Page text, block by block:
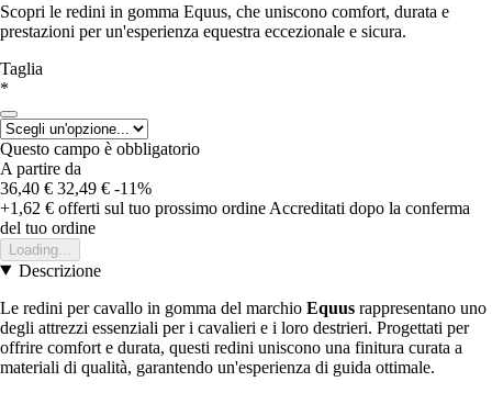
Scopri le redini in gomma Equus, che uniscono comfort, durata e
prestazioni per un'esperienza equestra eccezionale e sicura.
Taglia
*
Questo campo è obbligatorio
A partire da
36,40 € 32,49 € -11%
+1,62 € offerti sul tuo prossimo ordine Accreditati dopo la conferma
del tuo ordine
Loading...
Descrizione
Le redini per cavallo in gomma del marchio Equus rappresentano uno
degli attrezzi essenziali per i cavalieri e i loro destrieri. Progettati per
offrire comfort e durata, questi redini uniscono una finitura curata a
materiali di qualità, garantendo un'esperienza di guida ottimale.